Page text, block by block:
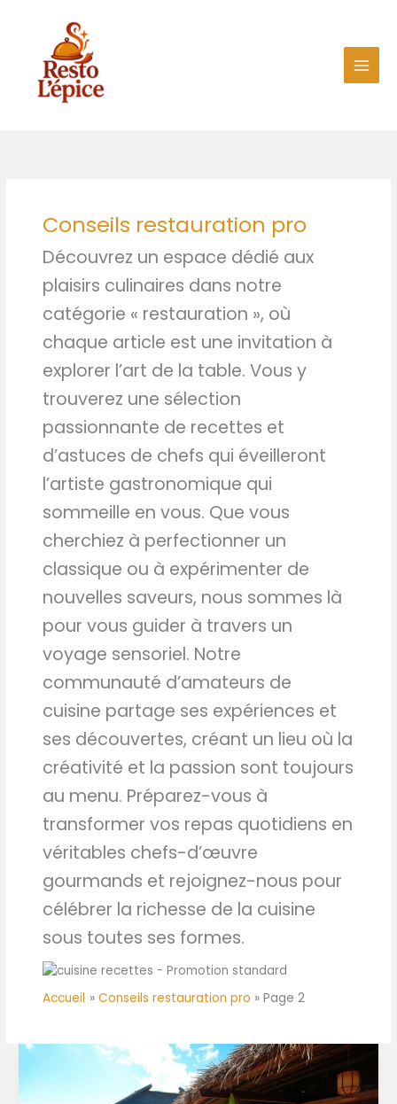
Conseils restauration pro
Découvrez un espace dédié aux
plaisirs culinaires dans notre
catégorie « restauration », où
chaque article est une invitation à
explorer l’art de la table. Vous y
trouverez une sélection
passionnante de recettes et
d’astuces de chefs qui éveilleront
l’artiste gastronomique qui
sommeille en vous. Que vous
cherchiez à perfectionner un
classique ou à expérimenter de
nouvelles saveurs, nous sommes là
pour vous guider à travers un
voyage sensoriel. Notre
communauté d’amateurs de
cuisine partage ses expériences et
ses découvertes, créant un lieu où la
créativité et la passion sont toujours
au menu. Préparez-vous à
transformer vos repas quotidiens en
véritables chefs-d’œuvre
gourmands et rejoignez-nous pour
célébrer la richesse de la cuisine
sous toutes ses formes.
Accueil Conseils restauration pro Page 2